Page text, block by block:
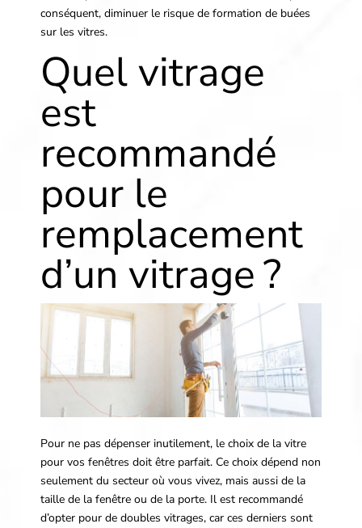
conséquent, diminuer le risque de formation de buées
sur les vitres.
Quel vitrage
est
recommandé
pour le
remplacement
d’un vitrage ?
Pour ne pas dépenser inutilement, le choix de la vitre
pour vos fenêtres doit être parfait. Ce choix dépend non
seulement du secteur où vous vivez, mais aussi de la
taille de la fenêtre ou de la porte. Il est recommandé
d’opter pour de doubles vitrages, car ces derniers sont